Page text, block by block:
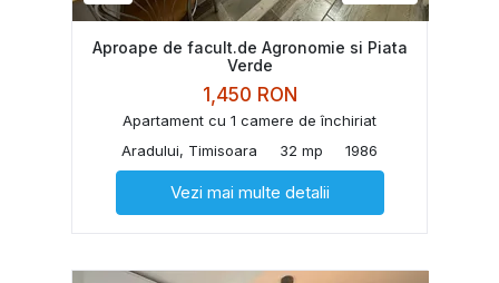
Aproape de facult.de Agronomie si Piata
Verde
1,450 RON
Apartament cu 1 camere de închiriat
Aradului, Timisoara
32 mp 1986
Vezi mai multe detalii